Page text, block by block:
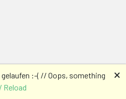
:-( // Oops, something
Reload
🗙